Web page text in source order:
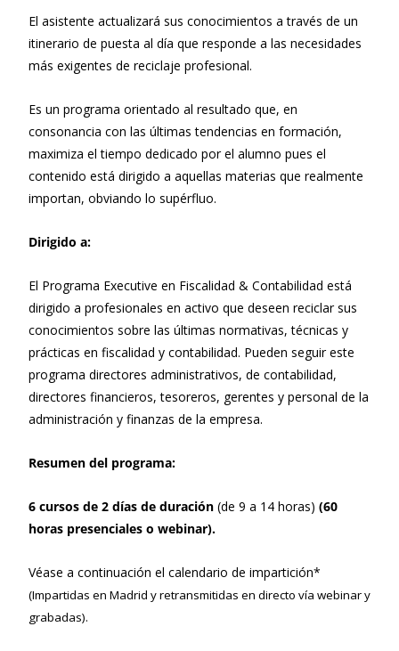
El asistente actualizará sus conocimientos a través de un
itinerario de puesta al día que responde a las necesidades
más exigentes de reciclaje profesional.
Es un programa orientado al resultado que, en
consonancia con las últimas tendencias en formación,
maximiza el tiempo dedicado por el alumno pues el
contenido está dirigido a aquellas materias que realmente
importan, obviando lo supérfluo.
Dirigido a:
El Programa Executive en Fiscalidad & Contabilidad está
dirigido a profesionales en activo que deseen reciclar sus
conocimientos sobre las últimas normativas, técnicas y
prácticas en fiscalidad y contabilidad. Pueden seguir este
programa directores administrativos, de contabilidad,
directores financieros, tesoreros, gerentes y personal de la
administración y finanzas de la empresa.
Resumen del programa:
6 cursos de 2 días de duración (de 9 a 14 horas) (60
horas presenciales o webinar).
Véase a continuación el calendario de impartición*
(Impartidas en Madrid y retransmitidas en directo vía webinar y
grabadas).